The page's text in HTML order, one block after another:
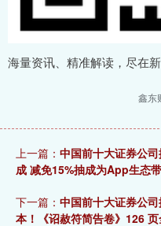
海量资讯、精准解读，尽在
鑫东
上一篇： 中国前十大证券公
成 减免15%抽成为App生态
下一篇： 中国前十大证券公
本！《诏赦符简告卷》126